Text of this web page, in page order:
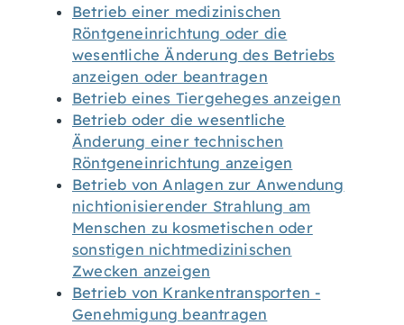
Betrieb einer medizinischen
Röntgeneinrichtung oder die
wesentliche Änderung des Betriebs
anzeigen oder beantragen
Betrieb eines Tiergeheges anzeigen
Betrieb oder die wesentliche
Änderung einer technischen
Röntgeneinrichtung anzeigen
Betrieb von Anlagen zur Anwendung
nichtionisierender Strahlung am
Menschen zu kosmetischen oder
sonstigen nichtmedizinischen
Zwecken anzeigen
Betrieb von Krankentransporten -
Genehmigung beantragen